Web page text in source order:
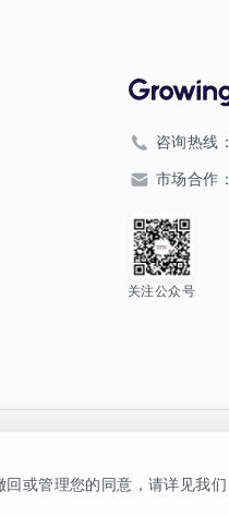
咨询热线：
市场合作：
关注公众号
或管理您的同意，请详见我们